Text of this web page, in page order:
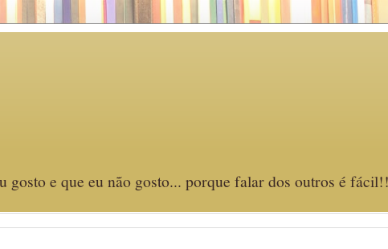
gosto e que eu não gosto... porque falar dos outros é